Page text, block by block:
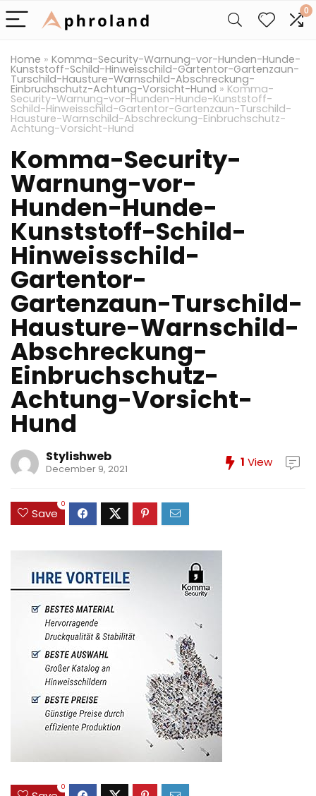
0
Home » Komma-Security-Warnung-vor-Hunden-Hunde-
Kunststoff-Schild-Hinweisschild-Gartentor-Gartenzaun-
Turschild-Hausture-Warnschild-Abschreckung-
Einbruchschutz-Achtung-Vorsicht-Hund » Komma-
Security-Warnung-vor-Hunden-Hunde-Kunststoff-
Schild-Hinweisschild-Gartentor-Gartenzaun-Turschild-
Hausture-Warnschild-Abschreckung-Einbruchschutz-
Achtung-Vorsicht-Hund
Komma-Security-
Warnung-vor-
Hunden-Hunde-
Kunststoff-Schild-
Hinweisschild-
Gartentor-
Gartenzaun-Turschild-
Hausture-Warnschild-
Abschreckung-
Einbruchschutz-
Achtung-Vorsicht-
Hund
Stylishweb
December 9, 2021 1 View
Save
0
0